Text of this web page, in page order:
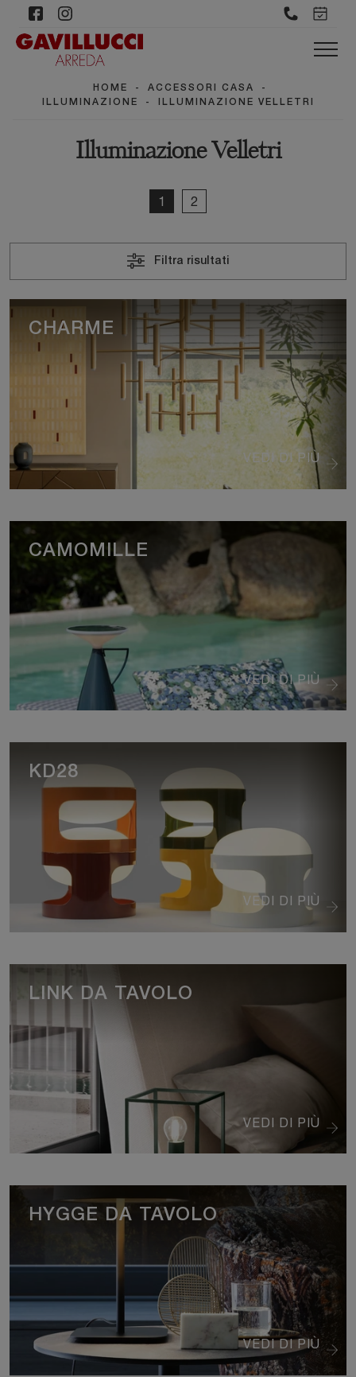
HOME - ACCESSORI CASA
-
ILLUMINAZIONE
- ILLUMINAZIONE VELLETRI
Illuminazione Velletri
1 2
Filtra risultati
VEDI DI PIÙ
CHARME
VEDI DI PIÙ
CAMOMILLE
VEDI DI PIÙ
KD28
VEDI DI PIÙ
LINK DA TAVOLO
VEDI DI PIÙ
HYGGE DA TAVOLO